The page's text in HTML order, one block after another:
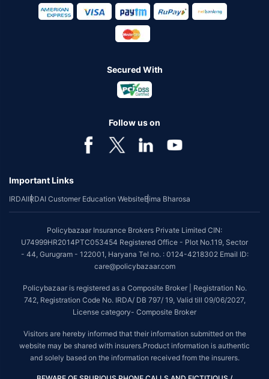
Secured With
Follow us on
Important Links
IRDAIIRDAI Customer Education WebsiteBima Bharosa
Policybazaar Insurance Brokers Private Limited CIN:
U74999HR2014PTC053454 Registered Office - Plot No.119, Sector
- 44, Gurugram - 122001, Haryana Tel no. : 0124-4218302 Email ID:
care@policybazaar.com
Policybazaar is registered as a Composite Broker | Registration No.
742, Registration Code No. IRDA/ DB 797/ 19, Valid till 09/06/2027,
License category- Composite Broker
Visitors are hereby informed that their information submitted on the
website may be shared with insurers.Product information is authentic
and solely based on the information received from the insurers.